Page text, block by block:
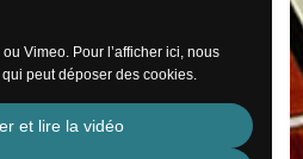
Vimeo. Pour l’afficher ici, nous
peut déposer des cookies.
et lire la vidéo